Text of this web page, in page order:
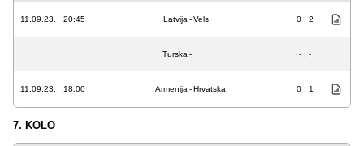
11.09.23. 20:45 Latvija -Vels 0 : 2
Turska - - : -
11.09.23. 18:00 Armenija -Hrvatska 0 : 1
7. KOLO